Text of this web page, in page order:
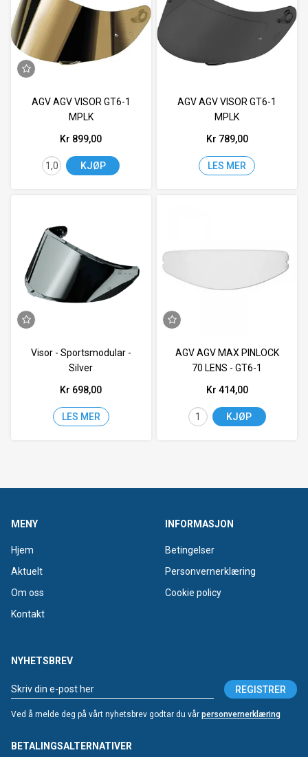
AGV AGV VISOR GT6-1
MPLK
Kr 899,00
KJØP
AGV AGV VISOR GT6-1
MPLK
Kr 789,00
LES MER
Visor - Sportsmodular -
Silver
Kr 698,00
LES MER
AGV AGV MAX PINLOCK
70 LENS - GT6-1
Kr 414,00
KJØP
MENY
Hjem
Aktuelt
Om oss
Kontakt
INFORMASJON
Betingelser
Personvernerklæring
Cookie policy
NYHETSBREV
REGISTRER
Ved å melde deg på vårt nyhetsbrev godtar du vår personvernerklæring
BETALINGSALTERNATIVER